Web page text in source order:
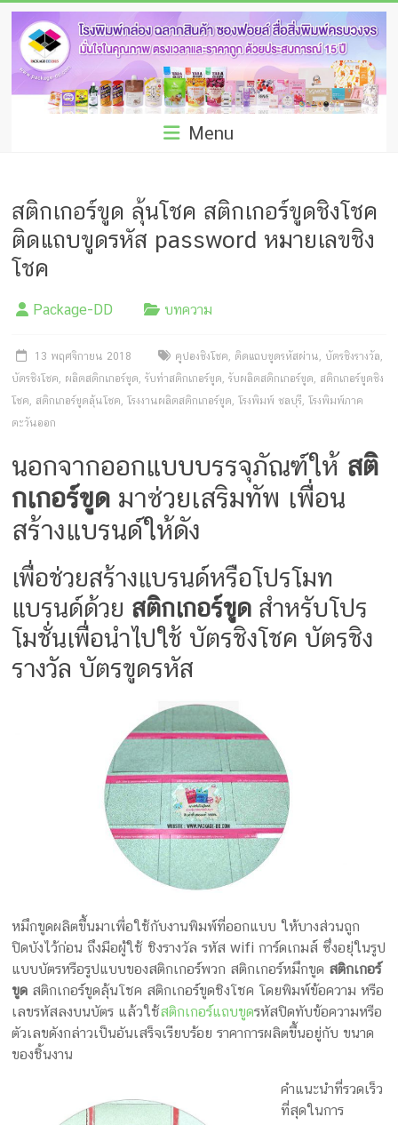
Skip
content
โรง
พิมพ์
กล่อง
ผลิต
ซอง
ฟอยล์
รับ
กล่อง
ครีม
ภัณฑ์
ฉลาก
ครบ
วงจร
ผลิต
ซอง
รับ
Design
รับ
ผลิต
กล่อง
เซ็ต
รับ
ผลิต
Menu
สติกเกอร์ขูด ลุ้นโชค สติกเกอร์ขูดชิงโชค
ติดแถบขูดรหัส password หมายเลขชิง
โชค
Package-DD บทความ
13 พฤศจิกายน 2018 คูปองชิงโชค, ติดแถบขูดรหัสผ่าน, บัตรชิงรางวัล,
บัตรชิงโชค, ผลิตสติกเกอร์ขูด,รับทำสติกเกอร์ขูด,รับผลิตสติกเกอร์ขูด, สติกเกอร์ขูดชิง
โชค, สติกเกอร์ขูดลุ้นโชค,โรงงานผลิตสติกเกอร์ขูด,โรงพิมพ์ ชลบุรี,โรงพิมพ์ภาค
ตะวันออก
นอกจากออกแบบบรรจุภัณฑ์ให้ สติ
กเกอร์ขูด มาช่วยเสริมทัพ เพื่อน
สร้างแบรนด์ให้ดัง
เพื่อช่วยสร้างแบรนด์หรือโปรโมท
แบรนด์ด้วย สติกเกอร์ขูด สำหรับโปร
โมชั่นเพื่อนำไปใช้ บัตรชิงโชค บัตรชิง
รางวัล บัตรขูดรหัส
หมึกขูดผลิตขึ้นมาเพื่อใช้กับงานพิมพ์ที่ออกแบบ ให้บางส่วนถูก
ปิดบังไว้ก่อน ถึงมือผู้ใช้ ชิงรางวัล รหัส wifi การ์ดเกมส์ ซึ่งอยุ่ในรูป
แบบบัตรหรือรูปแบบของสติกเกอร์พวก สติกเกอร์หมึกขูด สติกเกอร์
ขูด สติกเกอร์ขูดลุ้นโชค สติกเกอร์ขูดชิงโชค โดยพิมพ์ข้อความ หรือ
เลขรหัสลงบนบัตร แล้วใช้สติกเกอร์แถบขูดรหัสปิดทับข้อความหรือ
ตัวเลขดังกล่าวเป็นอันเสร็จเรียบร้อย ราคาการผลิตขึ้นอยู่กับ ขนาด
ของชิ้นงาน
คำแนะนำที่รวดเร็ว
ที่สุดในการ